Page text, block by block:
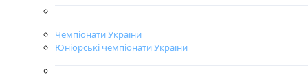
Чемпіонати України
Юніорські чемпіонати України